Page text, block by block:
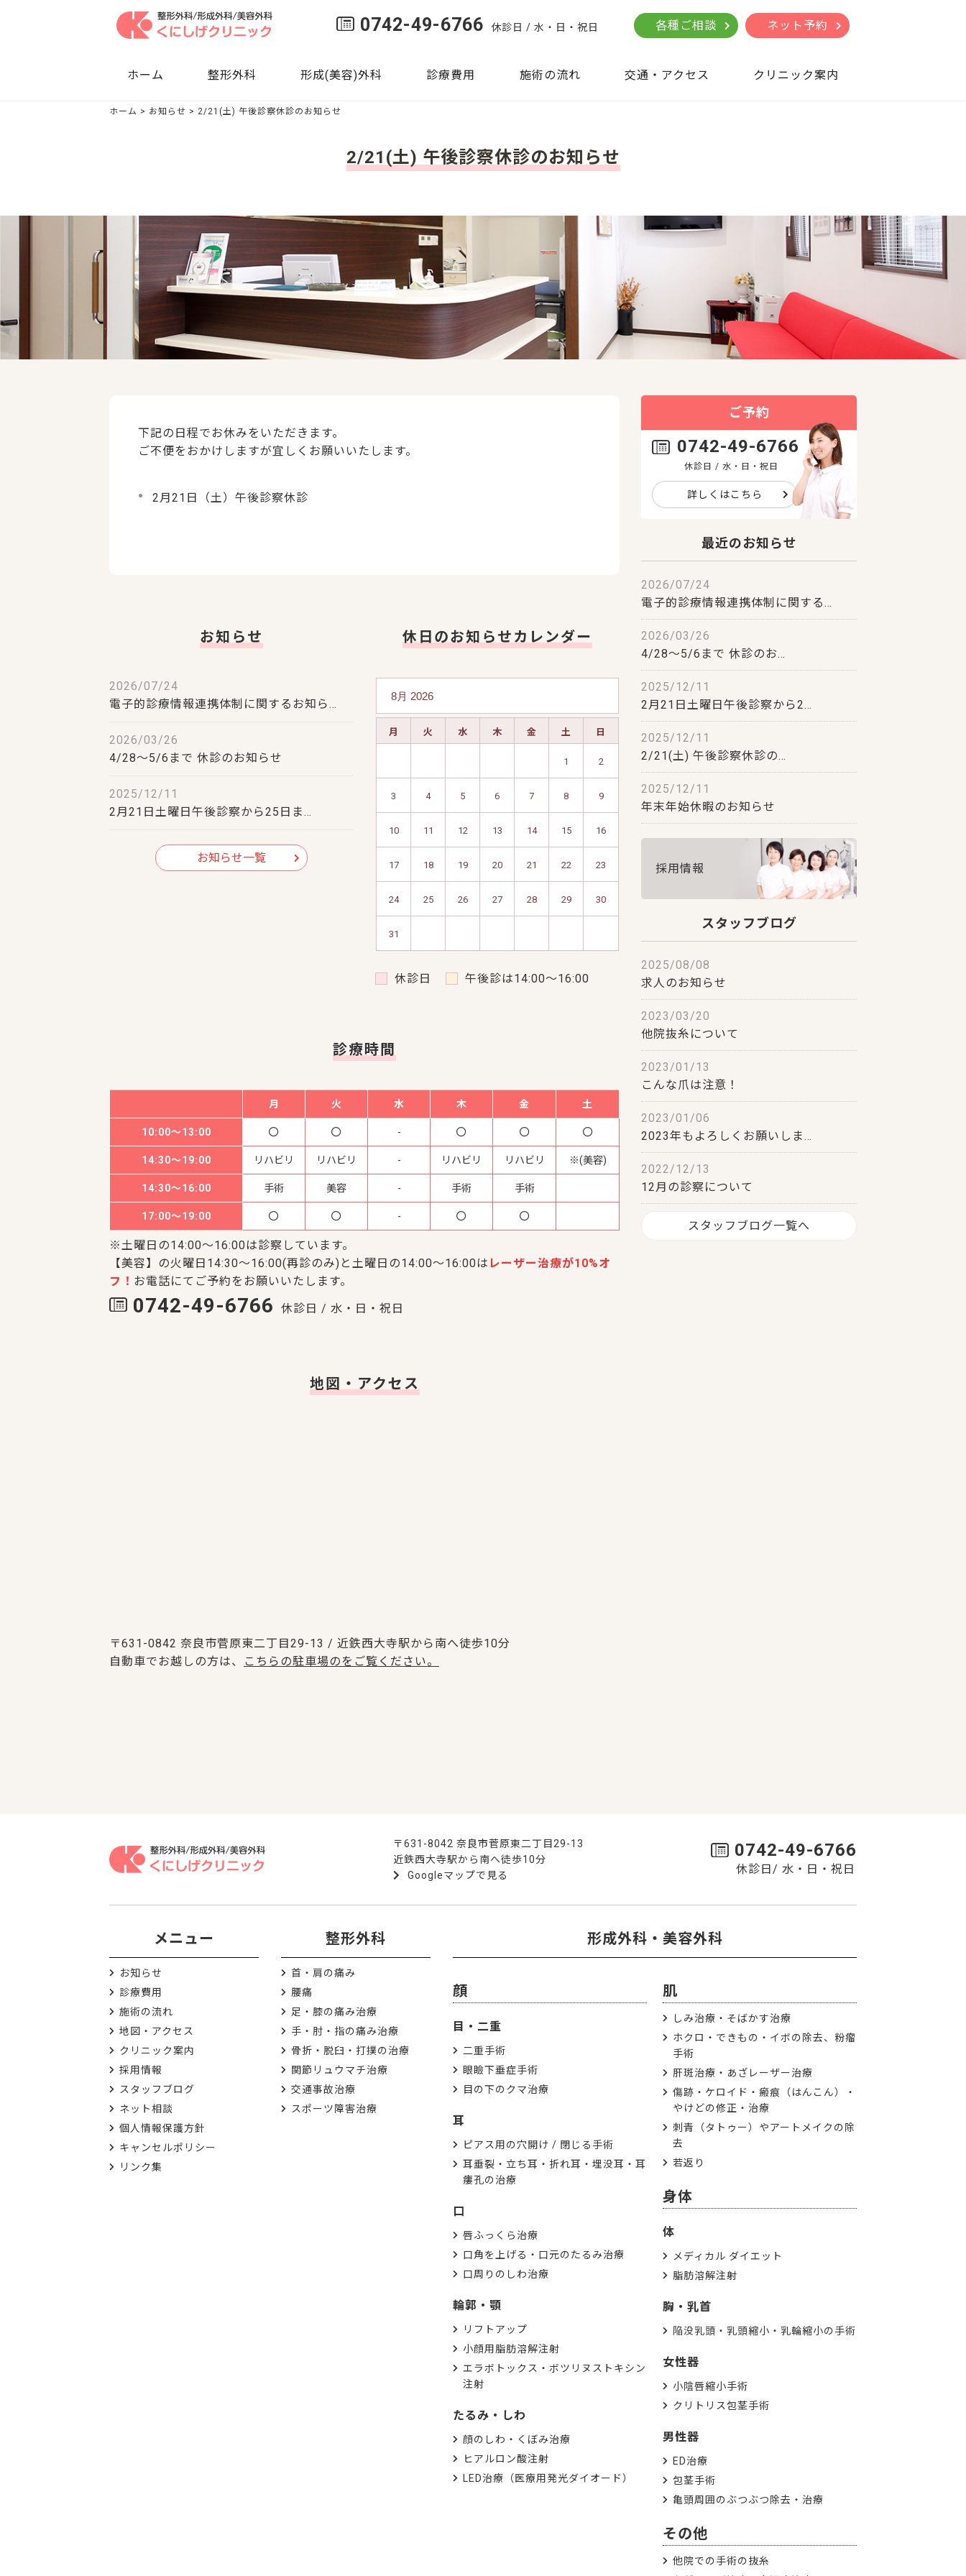
0742-49-6766 休診日 / 水・日・祝日 各種ご相談 ネット予約
ホーム 整形外科 形成(美容)外科 診療費用 施術の流れ 交通・アクセス クリニック案内
ホーム > お知らせ > 2/21(土) 午後診察休診のお知らせ
2/21(土) 午後診察休診のお知らせ
下記の日程でお休みをいただきます。
ご不便をおかけしますが宜しくお願いいたします。
2月21日（土）午後診察休診
お知らせ
2026/07/24
電子的診療情報連携体制に関するお知ら…
2026/03/26
4/28～5/6まで 休診のお知らせ
2025/12/11
2月21日土曜日午後診察から25日ま…
お知らせ一覧
休日のお知らせカレンダー
月 火 水 木 金 土 日
1 2
3 4 5 6 7 8 9
10 11 12 13 14 15 16
17 18 19 20 21 22 23
24 25 26 27 28 29 30
31
休診日 午後診は14:00～16:00
診療時間
月 火 水 木 金 土
10:00～13:00 -
14:30～19:00 リハビリ リハビリ - リハビリ リハビリ ※(美容)
14:30～16:00 手術 美容 - 手術 手術
17:00～19:00 -
※土曜日の14:00～16:00は診察しています。
【美容】の火曜日14:30～16:00(再診のみ)と土曜日の14:00～16:00は レーザー治療が10%オ
フ！ お電話にてご予約をお願いいたします。
0742-49-6766 休診日 / 水・日・祝日
地図・アクセス
〒631-0842 奈良市菅原東二丁目29-13 / 近鉄西大寺駅から南へ徒歩10分
自動車でお越しの方は、
こちらの駐車場のをご覧ください。
ご予約
0742-49-6766
休診日 / 水・日・祝日
詳しくはこちら
最近のお知らせ
2026/07/24
電子的診療情報連携体制に関する…
2026/03/26
4/28～5/6まで 休診のお…
2025/12/11
2月21日土曜日午後診察から2…
2025/12/11
2/21(土) 午後診察休診の…
2025/12/11
年末年始休暇のお知らせ
採用情報
スタッフブログ
2025/08/08
求人のお知らせ
2023/03/20
他院抜糸について
2023/01/13
こんな爪は注意！
2023/01/06
2023年もよろしくお願いしま…
2022/12/13
12月の診察について
スタッフブログ一覧へ
〒631-8042 奈良市菅原東二丁目29-13
近鉄西大寺駅から南へ徒歩10分
Googleマップで見る
0742-49-6766
休診日/ 水・日・祝日
メニュー
お知らせ
診療費用
施術の流れ
地図・アクセス
クリニック案内
採用情報
スタッフブログ
ネット相談
個人情報保護方針
キャンセルポリシー
リンク集
整形外科
首・肩の痛み
腰痛
足・膝の痛み治療
手・肘・指の痛み治療
骨折・脱臼・打撲の治療
関節リュウマチ治療
交通事故治療
スポーツ障害治療
形成外科・美容外科
顔
目・二重
二重手術
眼瞼下垂症手術
目の下のクマ治療
耳
ピアス用の穴開け / 閉じる手術
耳垂裂・立ち耳・折れ耳・埋没耳・耳
瘻孔の治療
口
唇ふっくら治療
口角を上げる・口元のたるみ治療
口周りのしわ治療
輪郭・顎
リフトアップ
小顔用脂肪溶解注射
エラボトックス・ボツリヌストキシン
注射
たるみ・しわ
顔のしわ・くぼみ治療
ヒアルロン酸注射
LED治療（医療用発光ダイオード）
肌
しみ治療・そばかす治療
ホクロ・できもの・イボの除去、粉瘤
手術
肝斑治療・あざレーザー治療
傷跡・ケロイド・瘢痕（はんこん）・
やけどの修正・治療
刺青（タトゥー）やアートメイクの除
去
若返り
身体
体
メディカル ダイエット
脂肪溶解注射
胸・乳首
陥没乳頭・乳頭縮小・乳輪縮小の手術
女性器
小陰唇縮小手術
クリトリス包茎手術
男性器
ED治療
包茎手術
亀頭周囲のぶつぶつ除去・治療
その他
他院での手術の抜糸